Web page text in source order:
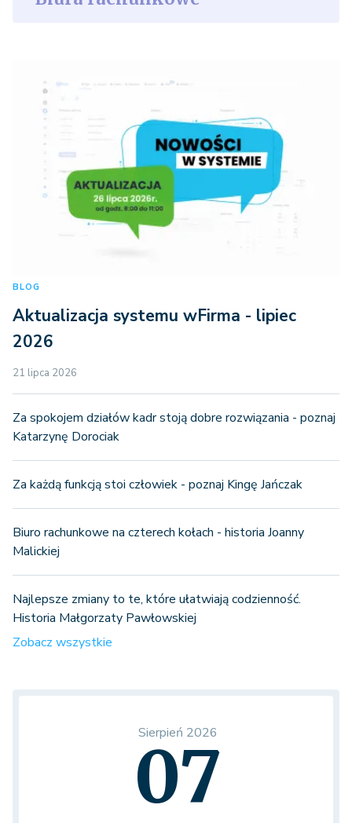
BLOG
Aktualizacja systemu wFirma - lipiec
2026
21 lipca 2026
Za spokojem działów kadr stoją dobre rozwiązania - poznaj
Katarzynę Dorociak
Za każdą funkcją stoi człowiek - poznaj Kingę Jańczak
Biuro rachunkowe na czterech kołach - historia Joanny
Malickiej
Najlepsze zmiany to te, które ułatwiają codzienność.
Historia Małgorzaty Pawłowskiej
Zobacz wszystkie
Sierpień 2026
07